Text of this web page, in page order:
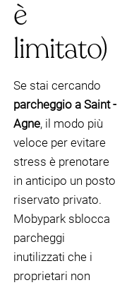
è
limitato)
Se stai cercando
parcheggio a Saint -
Agne, il modo più
veloce per evitare
stress è prenotare
in anticipo un posto
riservato privato.
Mobypark sblocca
parcheggi
inutilizzati che i
proprietari non